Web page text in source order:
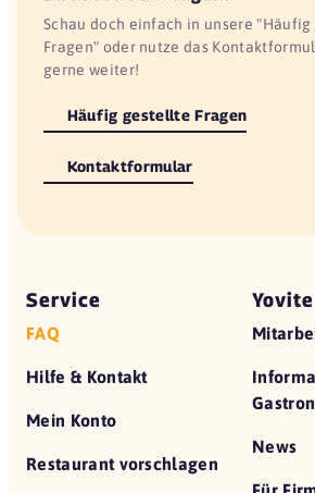
Schau doch einfach in unsere
Fragen" oder nutze das
gerne weiter!
Häufig gestellte Fragen
Kontaktformular
Service
FAQ
Hilfe & Kontakt
Mein Konto
Restaurant vorschlagen
Yovite
News